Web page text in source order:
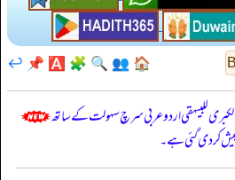
🏠
👥
🔍
🧩
🅰️
📌
↩️
للبيهقي اردو عربی سرچ سہولت کے ساتھ
کر دی گئی ہے۔